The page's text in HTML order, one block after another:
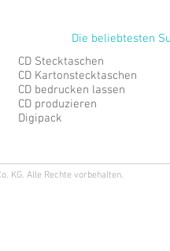
Die beliebtesten
CD Stecktaschen
CD Kartonstecktaschen
CD bedrucken lassen
CD produzieren
Digipack
KG. Alle Rechte vorbehalten.